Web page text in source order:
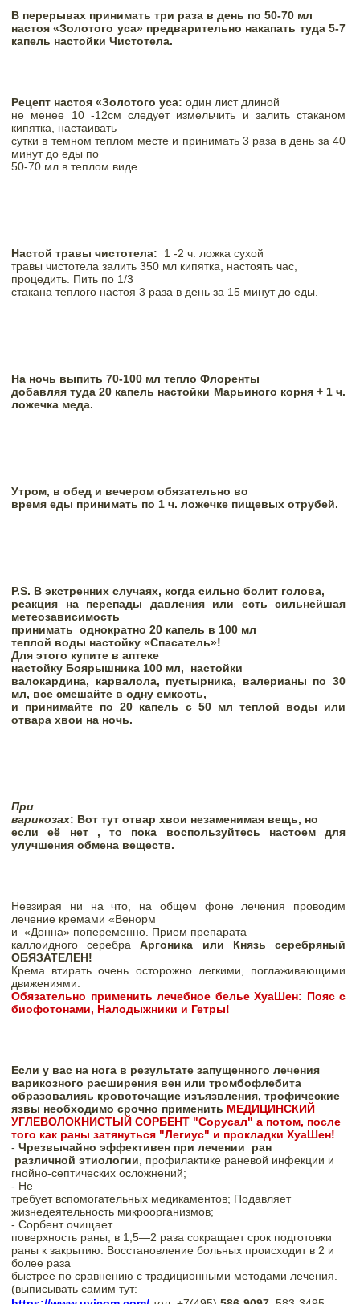
В перерывах принимать три раза в день по 50-70 мл
настоя «Золотого уса» предварительно накапать туда 5-7
капель настойки Чистотела.
Рецепт настоя «Золотого уса: один лист длиной
не менее 10 -12см следует измельчить и залить стаканом
кипятка, настаивать
сутки в темном теплом месте и принимать 3 раза в день за 40
минут до еды по
50-70 мл в теплом виде.
Настой травы чистотела:
1 -2 ч. ложка сухой
травы чистотела залить 350 мл кипятка, настоять час,
процедить. Пить по 1/3
стакана теплого настоя 3 раза в день за 15 минут до еды.
На ночь выпить 70-100 мл тепло Флоренты
добавляя туда 20 капель настойки Марьиного корня + 1 ч.
ложечка меда.
Утром, в обед и вечером обязательно во
время еды принимать по 1 ч. ложечке пищевых отрубей.
P.S. В экстренних случаях, когда сильно болит голова,
реакция на перепады давления или есть сильнейшая
метеозависимость
принимать однократно 20 капель в 100 мл
теплой воды настойку «Спасатель»!
Для этого купите в аптеке
настойку Боярышника 100 мл,
настойки
валокардина, карвалола, пустырника, валерианы по 30
мл, все смешайте в одну емкость,
и принимайте по 20 капель с 50 мл теплой воды или
отвара хвои на ночь.
При
варикозах: Вот тут отвар хвои незаменимая вещь, но
если её нет , то пока воспользуйтесь настоем для
улучшения обмена веществ.
Невзирая ни на что, на общем фоне лечения проводим
лечение кремами «Венорм
и «Донна» попеременно. Прием препарата
каллоидного серебра Аргоника или Князь серебряный
ОБЯЗАТЕЛЕН!
Крема втирать очень осторожно легкими, поглаживающими
движениями.
Обязательно применить лечебное белье ХуаШен: Пояс с
биофотонами, Налодыжники и Гетры!
Если у вас на нога в результате запущенного лечения
варикозного расширения вен или тромбофлебита
образовалияь кровоточащие изъязвления, трофические
язвы необходимо срочно применить МЕДИЦИНСКИЙ
УГЛЕВОЛОКНИСТЫЙ СОРБЕНТ "Сорусал" а потом, после
того как раны затянуться "Легиус" и прокладки ХуаШен!
- Чрезвычайно эффективен при лечении  ран
различной этиологии, профилактике раневой инфекции и
гнойно-септических осложнений;
- Не
требует вспомогательных медикаментов; Подавляет
жизнедеятельность микроорганизмов;
- Сорбент очищает
поверхность раны; в 1,5—2 раза сокращает срок подготовки
раны к закрытию. Восстановление больных происходит в 2 и
более раза
быстрее по сравнению с традиционными методами лечения.
(выписывать самим тут: